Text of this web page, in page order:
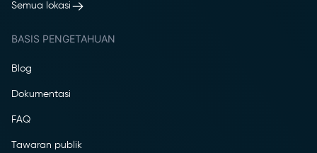
Semua lokasi
BASIS PENGETAHUAN
Blog
Dokumentasi
FAQ
Tawaran publik